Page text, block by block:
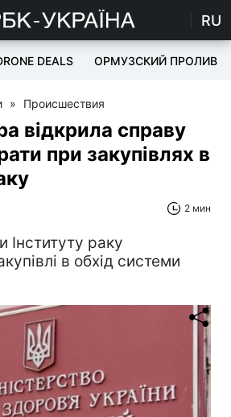
RU
DEALS ОРМУЗСКИЙ ПРОЛИВ
» Происшествия
відкрила справу
при закупівлях в
2 мин
Інституту раку
в обхід системи